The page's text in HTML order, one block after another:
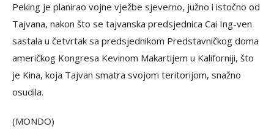
Peking je planirao vojne vježbe sjeverno, južno i istočno od
Tajvana, nakon što se tajvanska predsjednica Cai Ing-ven
sastala u četvrtak sa predsjednikom Predstavničkog doma
američkog Kongresa Kevinom Makartijem u Kaliforniji, što
je Kina, koja Tajvan smatra svojom teritorijom, snažno
osudila.
(MONDO)